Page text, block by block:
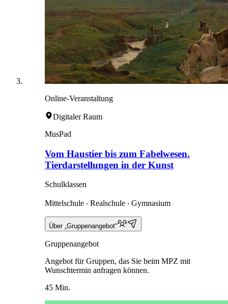
Online-Veranstaltung
Digitaler Raum
MusPad
Vom Haustier bis zum Fabelwesen.
Tierdarstellungen in der Kunst
Schulklassen
Mittelschule ‧ Realschule ‧ Gymnasium
Über „Gruppenangebot“
Gruppenangebot
Angebot für Gruppen, das Sie beim MPZ mit
Wunschtermin anfragen können.
45 Min.